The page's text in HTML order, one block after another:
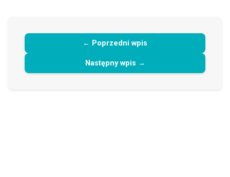
← Poprzedni wpis
Następny wpis →